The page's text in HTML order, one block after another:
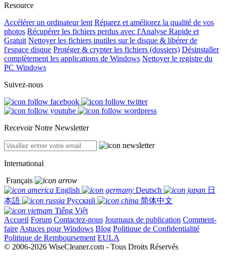
Resource
Accélérer un ordinateur lent Réparez et améliorez la qualité de vos
photos Récupérer les fichiers perdus avec l'Analyse Rapide et
Gratuit Nettoyer les fichiers inutiles sur le disque & libérer de
l'espace disque Protéger & crypter les fichiers (dossiers) Désinstaller
complètement les applications de Windows Nettoyer le registre du
PC Windows
Suivez-nous
Recevoir Notre Newsletter
International
Français
English
Deutsch
日
本語
Русский
简体中文
Tiếng Việt
Accueil Forum Contactez-nous Journaux de publication Comment-
faire Astuces pour Windows Blog Politique de Confidentialité
Politique de Remboursement EULA
© 2006-2026 WiseCleaner.com - Tous Droits Réservés